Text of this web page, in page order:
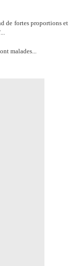
de fortes proportions et
malades...